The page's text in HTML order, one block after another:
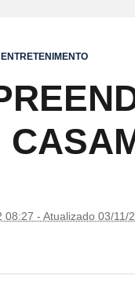
ENTRETENIMENTO
08:27 - Atualizado 03/11/